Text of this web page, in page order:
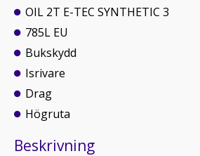
OIL 2T E-TEC SYNTHETIC 3
785L EU
Bukskydd
Isrivare
Drag
Högruta
Beskrivning